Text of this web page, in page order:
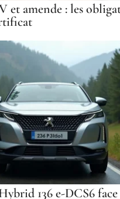
et amende : les
136 e-DCS6